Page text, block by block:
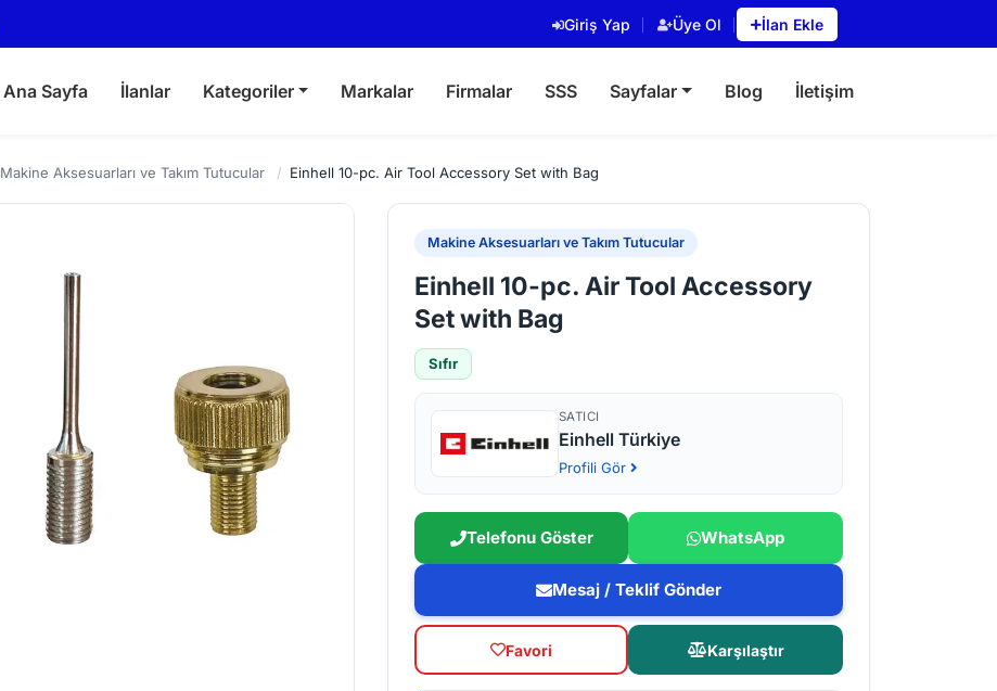
Giriş Yap Üye Ol İlan Ekle
Ana Sayfa İlanlar Kategoriler Markalar Firmalar SSS Sayfalar Blog İletişim
Makine Aksesuarları ve Takım Tutucular / Einhell 10-pc. Air Tool Accessory Set with Bag
Makine Aksesuarları ve Takım Tutucular
Einhell 10-pc. Air Tool Accessory
Set with Bag
Sıfır
SATICI
Einhell Türkiye
Profili Gör
Telefonu Göster WhatsApp
Mesaj / Teklif Gönder
Favori Karşılaştır